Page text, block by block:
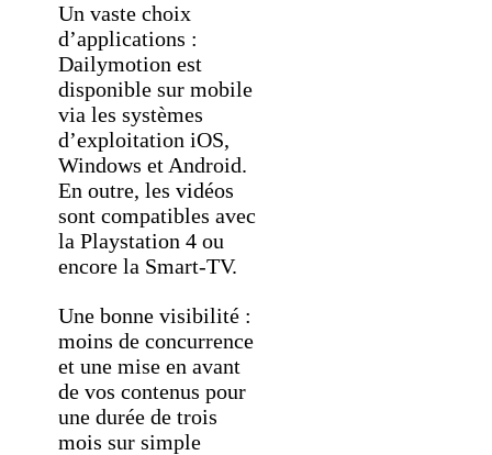
Un vaste choix
d’applications :
Dailymotion est
disponible sur mobile
via les systèmes
d’exploitation iOS,
Windows et Android.
En outre, les vidéos
sont compatibles avec
la Playstation 4 ou
encore la Smart-TV.
Une bonne visibilité :
moins de concurrence
et une mise en avant
de vos contenus pour
une durée de trois
mois sur simple